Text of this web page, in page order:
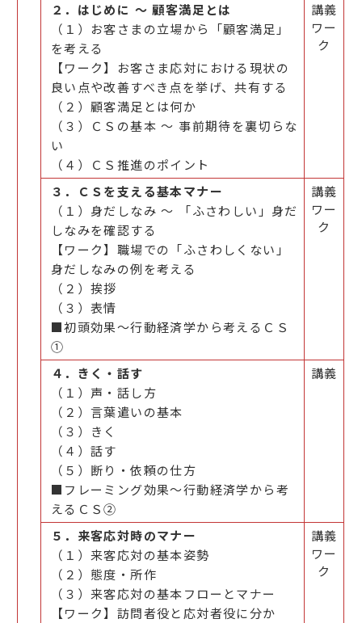
２．はじめに ～ 顧客満足とは
（１）お客さまの立場から「顧客満足」
を考える
【ワーク】お客さま応対における現状の
良い点や改善すべき点を挙げ、共有する
（２）顧客満足とは何か
（３）ＣＳの基本 ～ 事前期待を裏切らな
い
（４）ＣＳ推進のポイント
講義
ワー
ク
３．ＣＳを支える基本マナー
（１）身だしなみ ～ 「ふさわしい」身だ
しなみを確認する
【ワーク】職場での「ふさわしくない」
身だしなみの例を考える
（２）挨拶
（３）表情
■初頭効果～行動経済学から考えるＣＳ
①
講義
ワー
ク
４．きく・話す
（１）声・話し方
（２）言葉遣いの基本
（３）きく
（４）話す
（５）断り・依頼の仕方
■フレーミング効果～行動経済学から考
えるＣＳ②
講義
５．来客応対時のマナー
（１）来客応対の基本姿勢
（２）態度・所作
（３）来客応対の基本フローとマナー
【ワーク】訪問者役と応対者役に分か
講義
ワー
ク